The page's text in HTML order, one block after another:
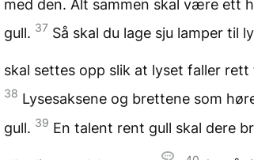
med den. Alt sammen skal være ett
gull. 37 Så skal du lage sju lamper til
skal settes opp slik at lyset faller
38 Lysesaksene og brettene som
gull. 39 En talent rent gull skal dere